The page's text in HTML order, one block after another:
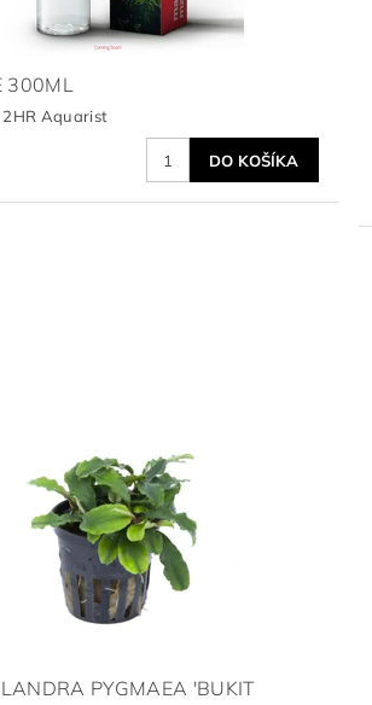
300ML
2HR Aquarist
PYGMAEA 'BUKIT